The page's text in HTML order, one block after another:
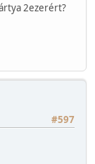
2ezerért?
#597